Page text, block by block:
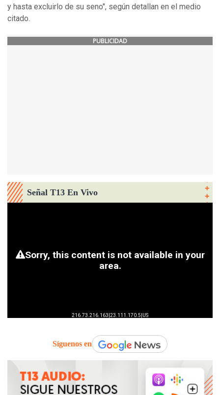
y hasta excluirlo de su seno", según detallan en el medio
citado.
PUBLICIDAD
Señal T13 En Vivo
Síguenos en